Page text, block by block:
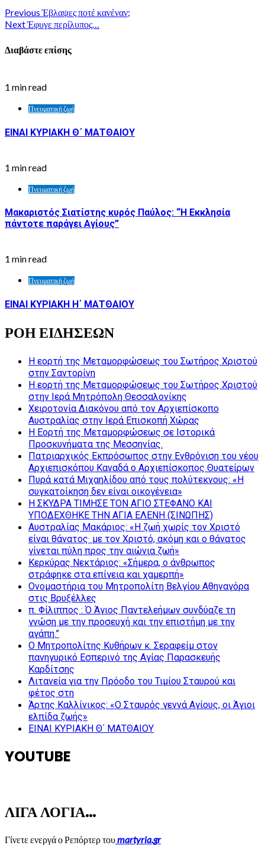
PreviousΈβλαψες ποτέ κανέναν;
NextΈφυγε περίλυπος…
Διαβάστε επίσης
1 min read
Πνευματική ζωή
ΕΙΝΑΙ ΚΥΡΙΑΚΗ Θ΄ ΜΑΤΘΑΙΟΥ
1 min read
Πνευματική ζωή
Μακαριστός Σιατίστης κυρός Παύλος: “Η Εκκλησία
πάντοτε παράγει Αγίους”
1 min read
Πνευματική ζωή
ΕΙΝΑΙ ΚΥΡΙΑΚΗ Η΄ ΜΑΤΘΑΙΟΥ
ΡΟΗ ΕΙΔΗΣΕΩΝ
Η εορτή της Μεταμορφώσεως του Σωτήρος Χριστού
στην Σαντορίνη
Η εορτή της Μεταμορφώσεως του Σωτήρος Χριστού
στην Ιερά Μητρόπολη Θεσσαλονίκης
Χειροτονία Διακόνου από τον Αρχιεπίσκοπο
Αυστραλίας στην Ιερά Επισκοπή Χώρας
Η Εορτή της Μεταμορφώσεως σε Ιστορικά
Προσκυνήματα της Μεσσηνίας.
Πατριαρχικός Εκπρόσωπος στην Ενθρόνιση του νέου
Αρχιεπισκόπου Καναδά ο Αρχιεπίσκοπος Θυατείρων
Πυρά κατά Μιχαηλίδου από τους πολύτεκνους: «Η
συγκατοίκηση δεν είναι οικογένεια»
Η ΣΚΥΔΡΑ ΤΙΜΗΣΕ ΤΟΝ ΑΓΙΟ ΣΤΕΦΑΝΟ ΚΑΙ
ΥΠΟΔΕΧΘΗΚΕ ΤΗΝ ΑΓΙΑ ΕΛΕΝΗ (ΣΙΝΩΠΗΣ)
Αυστραλίας Μακάριος: «Η ζωή χωρίς τον Χριστό
είναι θάνατος· με τον Χριστό, ακόμη και ο θάνατος
γίνεται πύλη προς την αιώνια ζωή»
Κερκύρας Νεκτάριος: «Σήμερα, ο άνθρωπος
στράφηκε στα επίγεια και χαμερπή»
Ονομαστήρια του Μητροπολίτη Βελγίου Αθηναγόρα
στις Βρυξέλλες
π. Φίλιππος : Ό Άγιος Παντελεήμων συνδύαζε τη
γνώση με την προσευχή και την επιστήμη με την
αγάπη.”
Ο Μητροπολίτης Κυθήρων κ. Σεραφείμ στον
πανηγυρικό Εσπερινό της Αγίας Παρασκευής
Καρδίτσης
Λιτανεία για την Πρόοδο του Τιμίου Σταυρού και
φέτος στη
Άρτης Καλλίνικος: «Ο Σταυρός γεννά Αγίους, οι Άγιοι
ελπίδα ζωής»
ΕΙΝΑΙ ΚΥΡΙΑΚΗ Θ΄ ΜΑΤΘΑΙΟΥ
YOUTUBE
ΛΙΓΑ ΛΟΓΙΑ…
Γίνετε ενεργά ο Ρεπόρτερ τουmartyria.gr